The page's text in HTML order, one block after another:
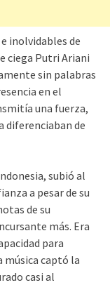
inolvidables de
ciega Putri Ariani
sin palabras
en el
una fuerza,
diferenciaban de
subió al
a pesar de su
de su
más. Era
para
música captó la
casi al